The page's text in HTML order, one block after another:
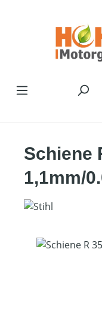
Schiene
1,1mm/
Bildergalerie